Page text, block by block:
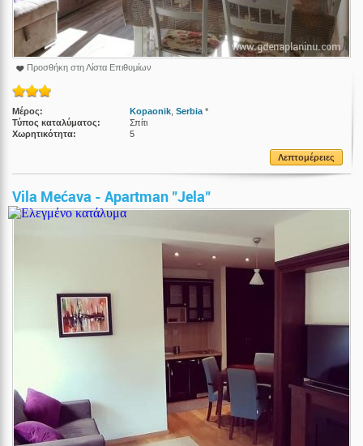
Προσθήκη στη Λίστα Επιθυμίων
Μέρος: Kopaonik Serbia *
Τύπος καταλύματος:
Σπίτι
Χωρητικότητα:
5
Λεπτομέρειες
Vila Mećava - Apartman "Jela"